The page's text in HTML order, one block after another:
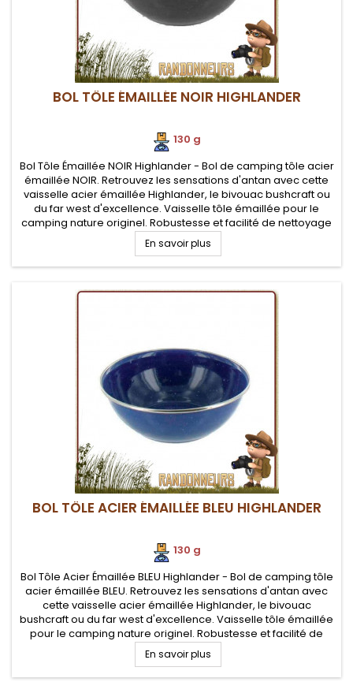
BOL TÔLE ÉMAILLÉE NOIR HIGHLANDER
130 g
Bol Tôle Émaillée NOIR Highlander - Bol de camping tôle acier
émaillée NOIR. Retrouvez les sensations d'antan avec cette
vaisselle acier émaillée Highlander, le bivouac bushcraft ou
du far west d'excellence. Vaisselle tôle émaillée pour le
camping nature originel. Robustesse et facilité de nettoyage
En savoir plus
BOL TÔLE ACIER ÉMAILLÉE BLEU HIGHLANDER
130 g
Bol Tôle Acier Émaillée BLEU Highlander - Bol de camping tôle
acier émaillée BLEU. Retrouvez les sensations d'antan avec
cette vaisselle acier émaillée Highlander, le bivouac
bushcraft ou du far west d'excellence. Vaisselle tôle émaillée
pour le camping nature originel. Robustesse et facilité de
nettoyage
En savoir plus